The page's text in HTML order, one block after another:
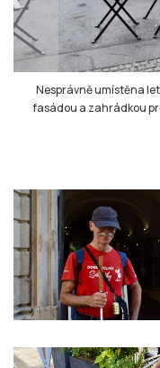
Nesprávně umístěna
fasádou a zahrádkou